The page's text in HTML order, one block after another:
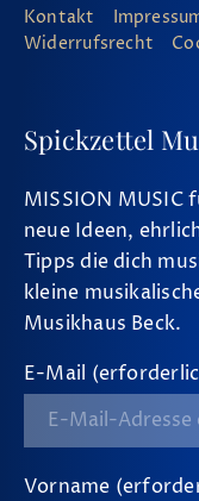
Kontakt
Widerrufsrecht
Spickzettel
MISSION MUSIC
neue Ideen,
Tipps die dich
kleine
Musikhaus Beck.
E-Mail
Vorname